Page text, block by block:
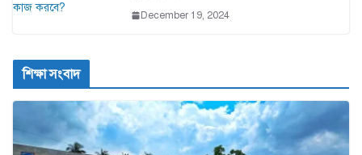
December 19, 2024
শিক্ষা সংবাদ